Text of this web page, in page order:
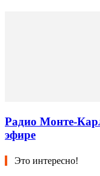
Радио Монте-
эфире
Это интересно!